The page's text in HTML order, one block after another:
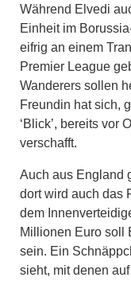
Während Elvedi
Einheit im
eifrig an einem
Premier League
Wanderers sollen
Freundin hat sich,
‘Blick’, bereits vor
verschafft.
Auch aus England
dort wird auch das
dem
Millionen Euro soll
sein. Ein
sieht, mit denen